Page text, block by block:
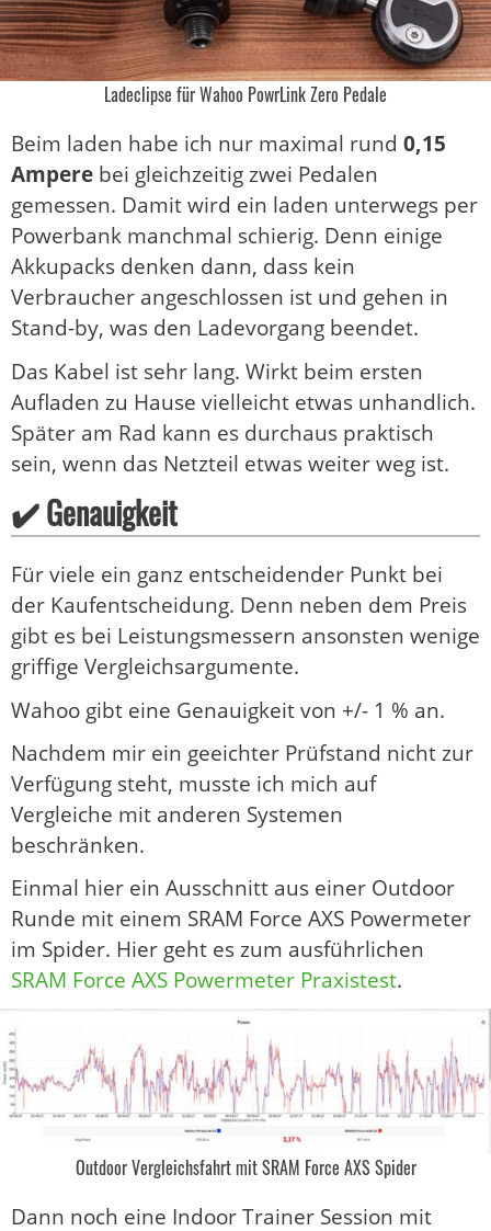
Ladeclipse für Wahoo PowrLink Zero Pedale
Beim laden habe ich nur maximal rund 0,15
Ampere bei gleichzeitig zwei Pedalen
gemessen. Damit wird ein laden unterwegs per
Powerbank manchmal schierig. Denn einige
Akkupacks denken dann, dass kein
Verbraucher angeschlossen ist und gehen in
Stand-by, was den Ladevorgang beendet.
Das Kabel ist sehr lang. Wirkt beim ersten
Aufladen zu Hause vielleicht etwas unhandlich.
Später am Rad kann es durchaus praktisch
sein, wenn das Netzteil etwas weiter weg ist.
✔️ Genauigkeit
Für viele ein ganz entscheidender Punkt bei
der Kaufentscheidung. Denn neben dem Preis
gibt es bei Leistungsmessern ansonsten wenige
griffige Vergleichsargumente.
Wahoo gibt eine Genauigkeit von +/- 1 % an.
Nachdem mir ein geeichter Prüfstand nicht zur
Verfügung steht, musste ich mich auf
Vergleiche mit anderen Systemen
beschränken.
Einmal hier ein Ausschnitt aus einer Outdoor
Runde mit einem SRAM Force AXS Powermeter
im Spider. Hier geht es zum ausführlichen
SRAM Force AXS Powermeter Praxistest.
Outdoor Vergleichsfahrt mit SRAM Force AXS Spider
Dann noch eine Indoor Trainer Session mit